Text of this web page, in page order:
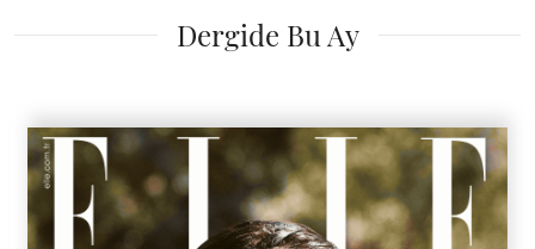
Dergide Bu Ay